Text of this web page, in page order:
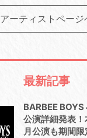
アーティストページ
最新記事
BARBEE
公演詳細発表
月公演も期間